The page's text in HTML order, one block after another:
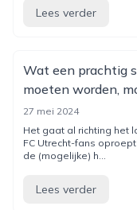
Lees verder
Wat een prachtig
moeten worden,
27 mei 2024
Het gaat al richting het
FC Utrecht-fans
de (mogelijke) h...
Lees verder